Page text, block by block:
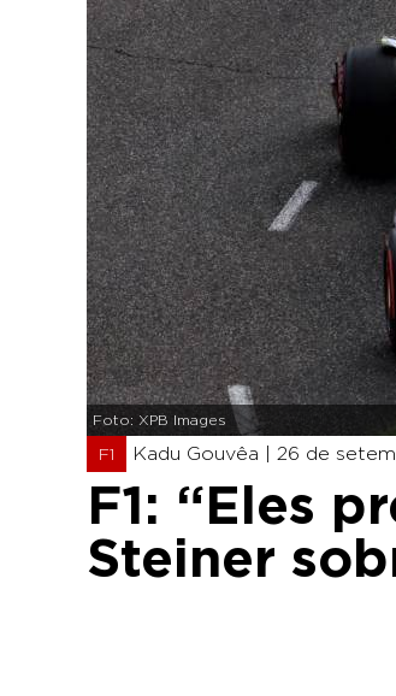
Foto: XPB Images
F1 Kadu Gouvêa | 26 de
F1: “Eles
Steiner